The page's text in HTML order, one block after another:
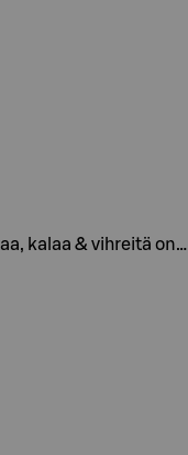
kalaa & vihreitä on…